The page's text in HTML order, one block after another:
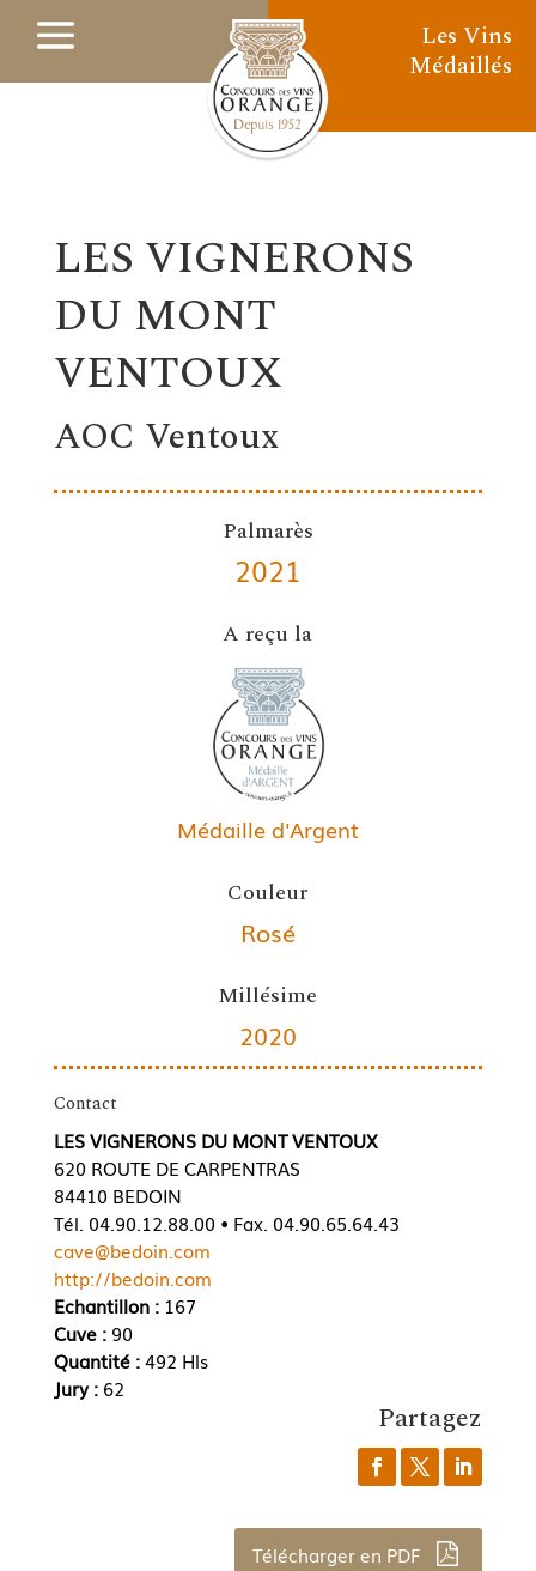
Les Vins
Médaillés
LES VIGNERONS
DU MONT
VENTOUX
AOC Ventoux
Palmarès
2021
A reçu la
Médaille d'Argent
Couleur
Rosé
Millésime
2020
Contact
LES VIGNERONS DU MONT VENTOUX
620 ROUTE DE CARPENTRAS
84410 BEDOIN
Tél. 04.90.12.88.00 • Fax. 04.90.65.64.43
cave@bedoin.com
http://bedoin.com
Echantillon :167
Cuve : 90
Quantité :492 Hls
Jury : 62
Partagez
Télécharger en PDF